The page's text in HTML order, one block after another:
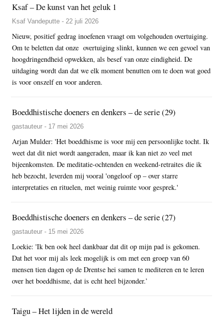
Ksaf – De kunst van het geluk 1
Ksaf Vandeputte - 22 juli 2026
Nieuw, positief gedrag inoefenen vraagt om volgehouden overtuiging.
Om te beletten dat onze overtuiging slinkt, kunnen we een gevoel van
hoogdringendheid opwekken, als besef van onze eindigheid. De
uitdaging wordt dan dat we elk moment benutten om te doen wat goed
is voor onszelf en voor anderen.
Boeddhistische doeners en denkers – de serie (29)
gastauteur - 17 mei 2026
Arjan Mulder: 'Het boeddhisme is voor mij een persoonlijke tocht. Ik
weet dat dit niet wordt aangeraden, maar ik kan niet zo veel met
bijeenkomsten. De meditatie-ochtenden en weekend-retraites die ik
heb bezocht, leverden mij vooral 'ongeloof op – over starre
interpretaties en rituelen, met weinig ruimte voor gesprek.'
Boeddhistische doeners en denkers – de serie (27)
gastauteur - 15 mei 2026
Loekie: 'Ik ben ook heel dankbaar dat dit op mijn pad is gekomen.
Dat het voor mij als leek mogelijk is om met een groep van 60
mensen tien dagen op de Drentse hei samen te mediteren en te leren
over het boeddhisme, dat is echt heel bijzonder.’
Taigu – Het lijden in de wereld